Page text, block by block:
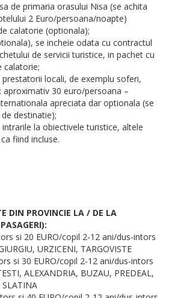
de primaria orasului Nisa (se achita
2 Euro/persoana/noapte)
calatorie (optionala);
se incheie odata cu contractul
de servicii turistice, in pachet cu
calatorie;
prestatorii locali, de exemplu soferi,
aproximativ 30 euro/persoana –
apreciata dar optionala (se
destinatie);
intrarile la obiectivele turistice, altele
fiind incluse.
DIN PROVINCIE LA / DE LA
si 20 EURO/copil 2-12 ani/dus-intors
URZICENI, TARGOVISTE
si 30 EURO/copil 2-12 ani/dus-intors
ALEXANDRIA, BUZAU, PREDEAL,
SLATINA